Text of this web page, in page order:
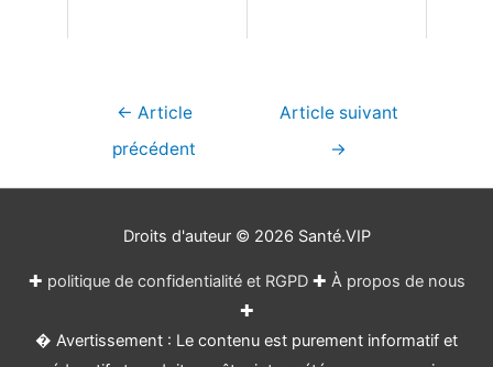
Navigation
← Article
précédent
Article suivant
→
Droits d'auteur © 2026 Santé.VIP
✚ politique de confidentialité et RGPD✚ À propos de nous
✚
� Avertissement : Le contenu est purement informatif et